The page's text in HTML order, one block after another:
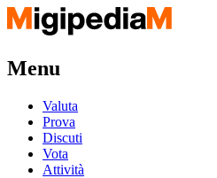
Menu
Valuta
Prova
Discuti
Vota
Attività